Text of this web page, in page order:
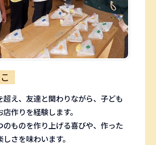
超え、友達と関わりながら、子ども
作りを経験します。
のものを作り上げる喜びや、作った
さを味わいます。